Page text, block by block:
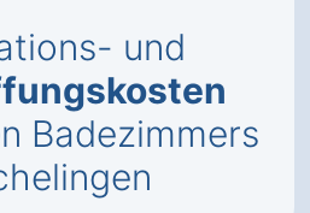
und
Badezimmers